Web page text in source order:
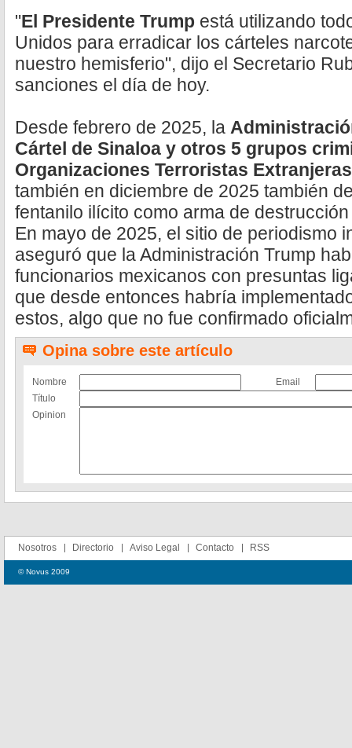
"El Presidente Trump está utilizando
Unidos para erradicar los cárteles
nuestro hemisferio", dijo el Secretario
sanciones el día de hoy.
Desde febrero de 2025, la
Cártel de Sinaloa y otros 5 grupos
Organizaciones Terroristas Extranjeras
también en diciembre de 2025 también
fentanilo ilícito como arma de
En mayo de 2025, el sitio de periodismo
aseguró que la Administración Trump
funcionarios mexicanos con presuntas
que desde entonces habría
estos, algo que no fue confirmado
Opina sobre este artículo
Nombre
Email
Título
Opinion
Nosotros Directorio Aviso Legal Contacto RSS
© Novus 2009